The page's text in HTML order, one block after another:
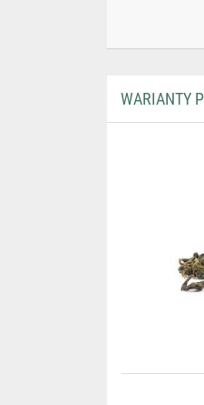
WARIANTY